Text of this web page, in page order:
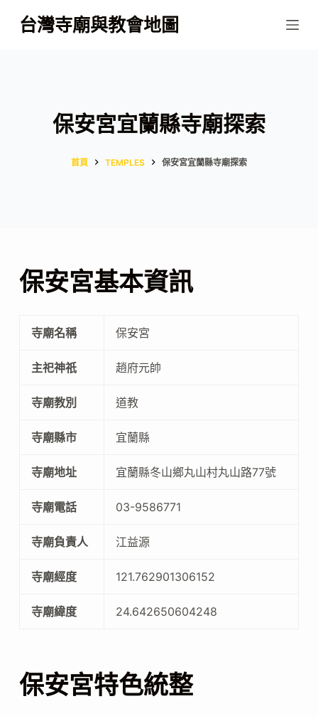
跳
至
台灣寺廟與教會地圖
保安宮宜蘭縣寺廟探索
首頁 TEMPLES 保安宮宜蘭縣寺廟探索
保安宮基本資訊
寺廟名稱 保安宮
主祀神祇 趙府元帥
寺廟教別 道教
寺廟縣市 宜蘭縣
寺廟地址 宜蘭縣冬山鄉丸山村丸山路77號
寺廟電話 03-9586771
寺廟負責人 江益源
寺廟經度 121.762901306152
寺廟緯度 24.642650604248
保安宮特色統整